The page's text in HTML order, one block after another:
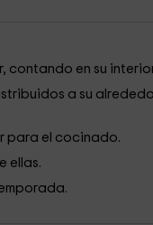
contando en su
a su
para el cocinado.
ellas.